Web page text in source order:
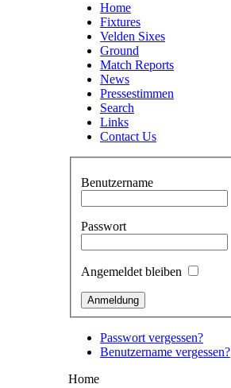
Home
Fixtures
Velden Sixes
Ground
Match Reports
News
Pressestimmen
Search
Links
Contact Us
Benutzername
Passwort
Angemeldet bleiben
Passwort vergessen?
Benutzername vergessen?
Home